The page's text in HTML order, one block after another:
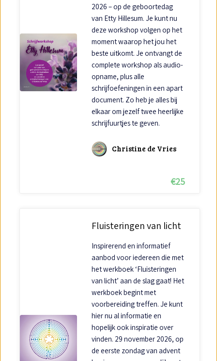
2026 – op de geboortedag
van Etty Hillesum. Je kunt nu
deze workshop volgen op het
moment waarop het jou het
beste uitkomt. Je ontvangt de
complete workshop als audio-
opname, plus alle
schrijfoefeningen in een apart
document. Zo heb je alles bij
elkaar om jezelf twee heerlijke
schrijfuurtjes te geven.
Christine de Vries
€25
Fluisteringen van licht
Inspirerend en informatief
aanbod voor iedereen die met
het werkboek ‘Fluisteringen
van licht’ aan de slag gaat! Het
werkboek begint met
voorbereiding treffen. Je kunt
hier nu al informatie en
hopelijk ook inspiratie over
vinden. 29 november 2026, op
de eerste zondag van advent